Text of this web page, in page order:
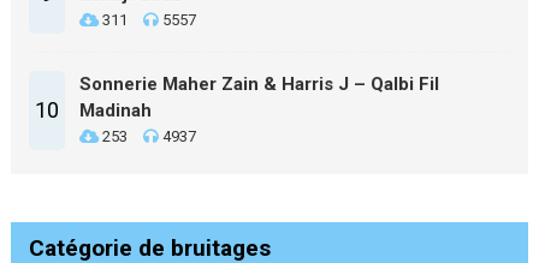
311 5557
10
Sonnerie Maher Zain & Harris J – Qalbi Fil
Madinah
253 4937
Catégorie de bruitages